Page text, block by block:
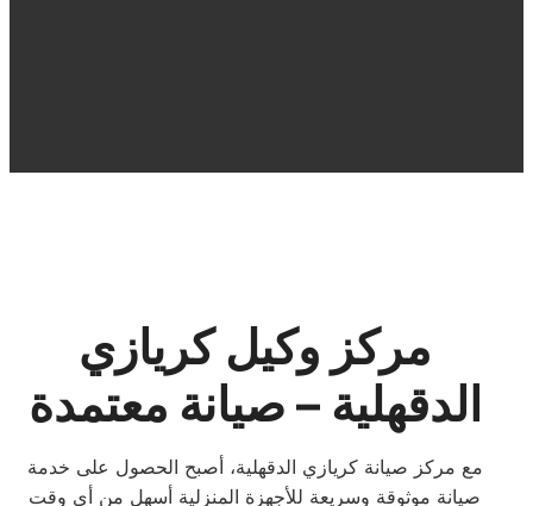
مركز وكيل كريازي
الدقهلية – صيانة معتمدة
مع مركز صيانة كريازي الدقهلية، أصبح الحصول على خدمة
صيانة موثوقة وسريعة للأجهزة المنزلية أسهل من أي وقت